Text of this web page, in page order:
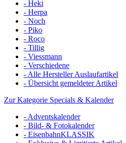
- Heki
- Herpa
- Noch
- Piko
- Roco
- Tillig
- Viessmann
- Verschiedene
- Alle Hersteller Auslaufartikel
- Übersicht gemeldeter Artikel
Zur Kategorie Specials & Kalender
- Adventskalender
- Bild- & Fotokalender
- EisenbahnKLASSIK